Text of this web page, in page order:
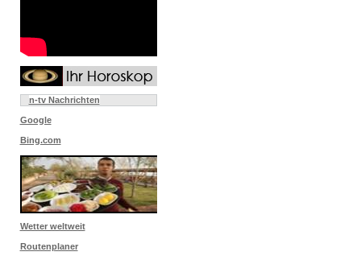
n-tv Nachrichten
Google
Bing.com
Wetter weltweit
Routenplaner